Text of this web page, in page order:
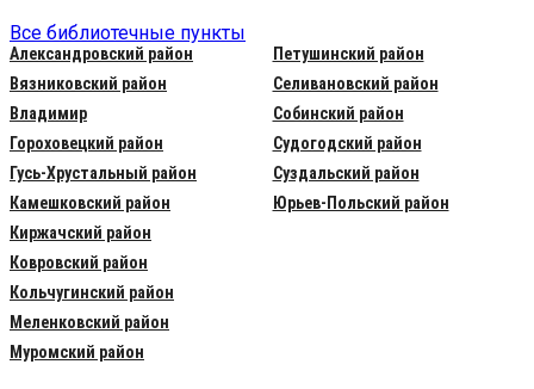
Все библиотечные пункты
Александровский район
Вязниковский район
Владимир
Гороховецкий район
Гусь-Хрустальный район
Камешковский район
Киржачский район
Ковровский район
Кольчугинский район
Меленковский район
Муромский район
Петушинский район
Селивановский район
Собинский район
Судогодский район
Суздальский район
Юрьев-Польский район